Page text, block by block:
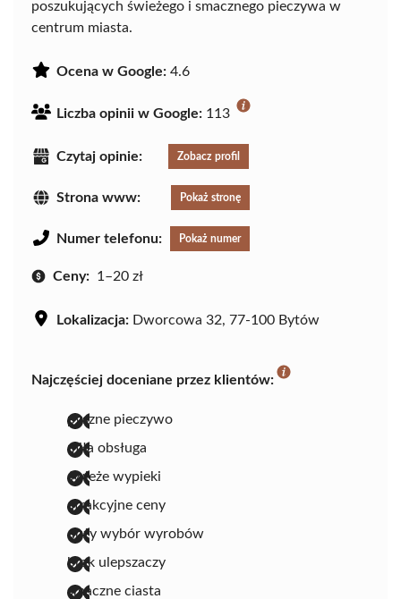
poszukujących świeżego i smacznego pieczywa w
centrum miasta.
Ocena w Google: 4.6
Liczba opinii w Google: 113
Czytaj opinie: Zobacz profil
Strona www: Pokaż stronę
Numer telefonu: Pokaż numer
Ceny: 1–20 zł
Lokalizacja: Dworcowa 32, 77-100 Bytów
Najczęściej doceniane przez klientów:
pyszne pieczywo
miła obsługa
świeże wypieki
atrakcyjne ceny
duży wybór wyrobów
brak ulepszaczy
smaczne ciasta